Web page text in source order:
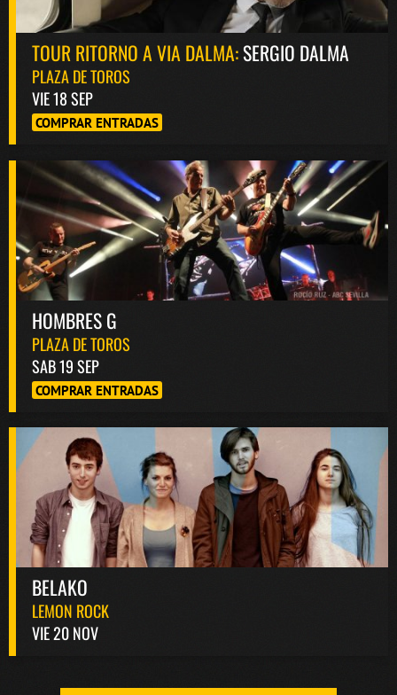
TOUR RITORNO A VIA DALMA:SERGIO DALMA
PLAZA DE TOROS
VIE 18 SEP
COMPRAR ENTRADAS
HOMBRES G
PLAZA DE TOROS
SAB 19 SEP
COMPRAR ENTRADAS
BELAKO
LEMON ROCK
VIE 20 NOV